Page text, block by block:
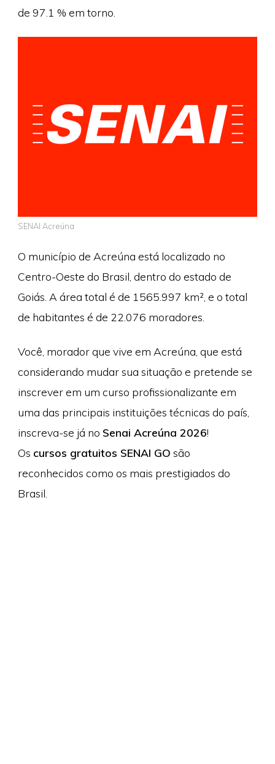
de 97.1 % em torno.
SENAI Acreúna
O município de Acreúna está localizado no
Centro-Oeste do Brasil, dentro do estado de
Goiás. A área total é de 1565.997 km², e o total
de habitantes é de 22.076 moradores.
Você, morador que vive em Acreúna, que está
considerando mudar sua situação e pretende se
inscrever em um curso profissionalizante em
uma das principais instituições técnicas do país,
inscreva-se já no Senai Acreúna 2026!
Os cursos gratuitos SENAI GO são
reconhecidos como os mais prestigiados do
Brasil.